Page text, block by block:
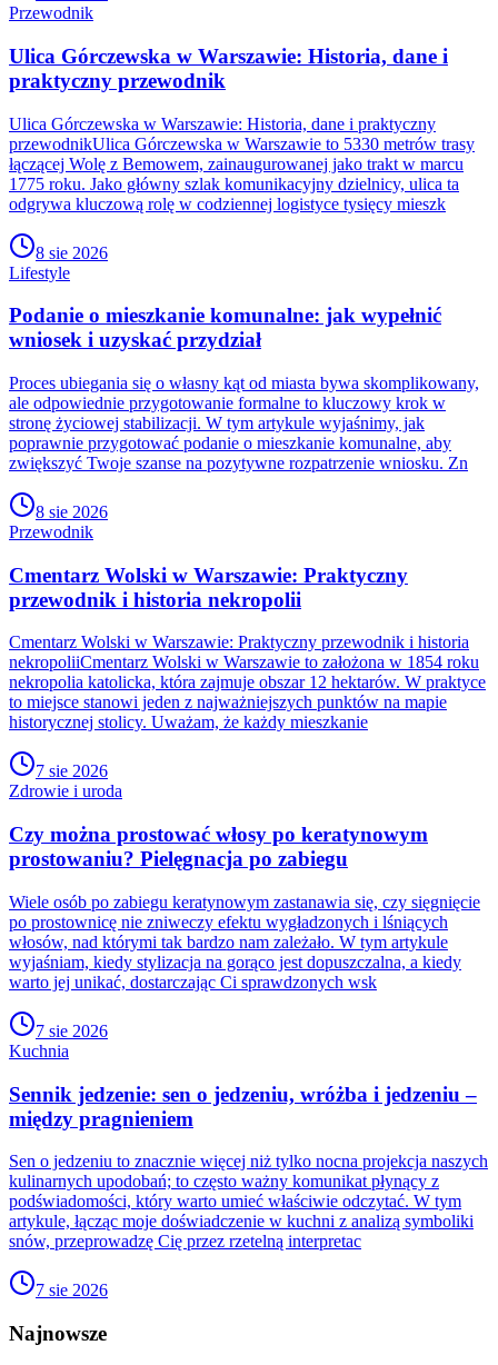
Przewodnik
Ulica Górczewska w Warszawie: Historia, dane i
praktyczny przewodnik
Ulica Górczewska w Warszawie: Historia, dane i praktyczny
przewodnikUlica Górczewska w Warszawie to 5330 metrów trasy
łączącej Wolę z Bemowem, zainaugurowanej jako trakt w marcu
1775 roku. Jako główny szlak komunikacyjny dzielnicy, ulica ta
odgrywa kluczową rolę w codziennej logistyce tysięcy mieszk
8 sie 2026
Lifestyle
Podanie o mieszkanie komunalne: jak wypełnić
wniosek i uzyskać przydział
Proces ubiegania się o własny kąt od miasta bywa skomplikowany,
ale odpowiednie przygotowanie formalne to kluczowy krok w
stronę życiowej stabilizacji. W tym artykule wyjaśnimy, jak
poprawnie przygotować podanie o mieszkanie komunalne, aby
zwiększyć Twoje szanse na pozytywne rozpatrzenie wniosku. Zn
8 sie 2026
Przewodnik
Cmentarz Wolski w Warszawie: Praktyczny
przewodnik i historia nekropolii
Cmentarz Wolski w Warszawie: Praktyczny przewodnik i historia
nekropoliiCmentarz Wolski w Warszawie to założona w 1854 roku
nekropolia katolicka, która zajmuje obszar 12 hektarów. W praktyce
to miejsce stanowi jeden z najważniejszych punktów na mapie
historycznej stolicy. Uważam, że każdy mieszkanie
7 sie 2026
Zdrowie i uroda
Czy można prostować włosy po keratynowym
prostowaniu? Pielęgnacja po zabiegu
Wiele osób po zabiegu keratynowym zastanawia się, czy sięgnięcie
po prostownicę nie zniweczy efektu wygładzonych i lśniących
włosów, nad którymi tak bardzo nam zależało. W tym artykule
wyjaśniam, kiedy stylizacja na gorąco jest dopuszczalna, a kiedy
warto jej unikać, dostarczając Ci sprawdzonych wsk
7 sie 2026
Kuchnia
Sennik jedzenie: sen o jedzeniu, wróżba i jedzeniu –
między pragnieniem
Sen o jedzeniu to znacznie więcej niż tylko nocna projekcja naszych
kulinarnych upodobań; to często ważny komunikat płynący z
podświadomości, który warto umieć właściwie odczytać. W tym
artykule, łącząc moje doświadczenie w kuchni z analizą symboliki
snów, przeprowadzę Cię przez rzetelną interpretac
7 sie 2026
Najnowsze